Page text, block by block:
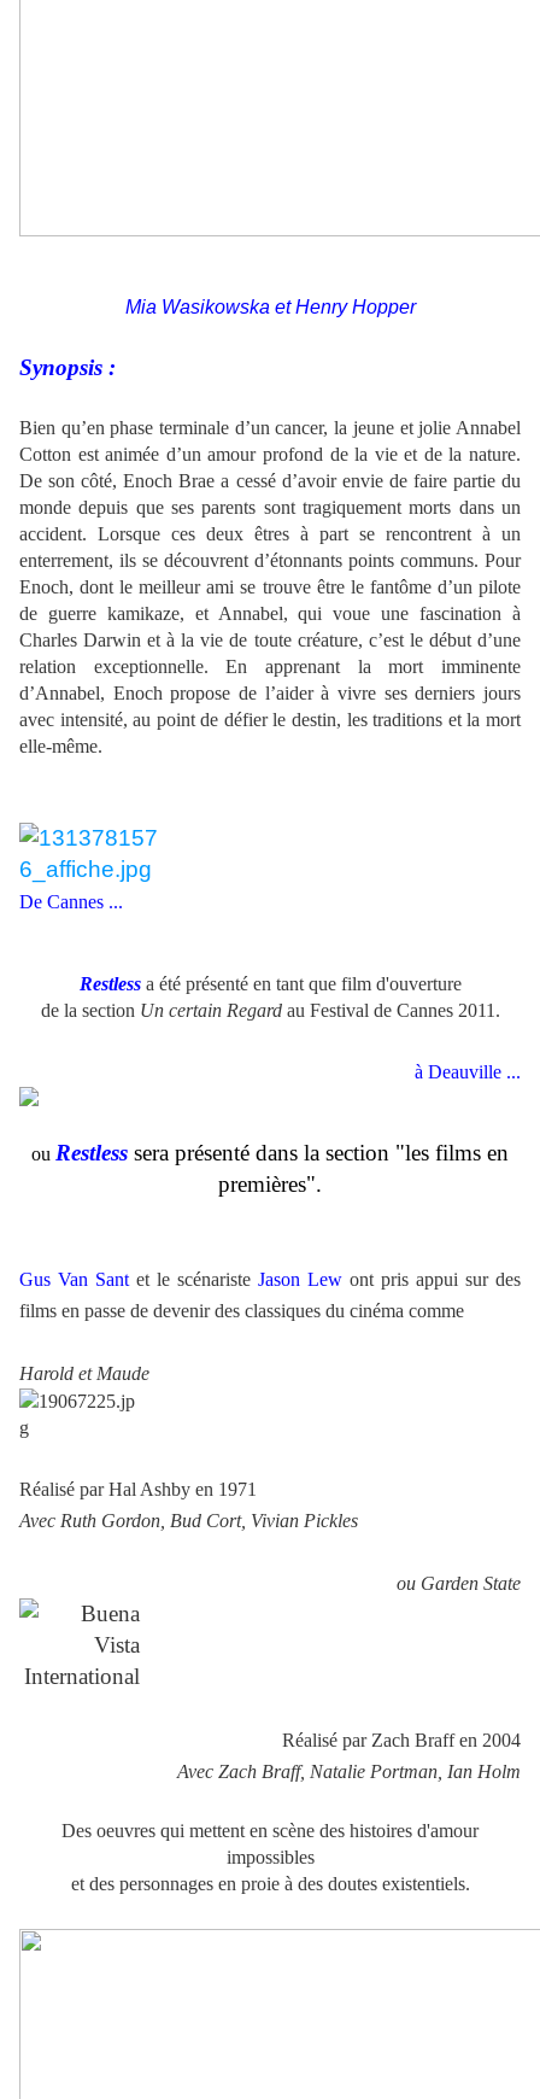
Mia Wasikowska et Henry Hopper
Synopsis :
Bien qu’en phase terminale d’un cancer, la jeune et jolie Annabel
Cotton est animée d’un amour profond de la vie et de la nature.
De son côté, Enoch Brae a cessé d’avoir envie de faire partie du
monde depuis que ses parents sont tragiquement morts dans un
accident. Lorsque ces deux êtres à part se rencontrent à un
enterrement, ils se découvrent d’étonnants points communs. Pour
Enoch, dont le meilleur ami se trouve être le fantôme d’un pilote
de guerre kamikaze, et Annabel, qui voue une fascination à
Charles Darwin et à la vie de toute créature, c’est le début d’une
relation exceptionnelle. En apprenant la mort imminente
d’Annabel, Enoch propose de l’aider à vivre ses derniers jours
avec intensité, au point de défier le destin, les traditions et la mort
elle-même.
De Cannes ...
Restlessa été présenté en tant que film d'ouverture
de la section Un certain Regardau Festival de Cannes 2011.
à Deauville ...
ou Restless sera présenté dans la section "les films en
premières".
Gus Van Sant et le scénariste Jason Lew ont pris appui sur des
films en passe de devenir des classiques du cinéma comme
Harold et Maude
Réalisé par Hal Ashby en 1971
Avec Ruth Gordon, Bud Cort, Vivian Pickles
ou Garden State
Réalisé par Zach Braff en 2004
Avec Zach Braff, Natalie Portman, Ian Holm
Des oeuvres qui mettent en scène des histoires d'amour
impossibles
et des personnages en proie à des doutes existentiels.